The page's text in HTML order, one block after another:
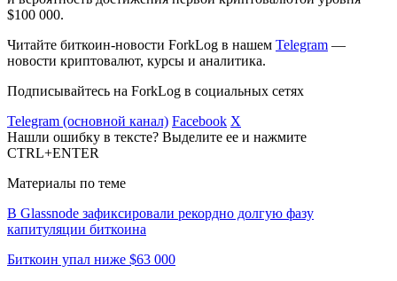
$100 000.
Читайте биткоин-новости ForkLog в нашем Telegram —
новости криптовалют, курсы и аналитика.
Подписывайтесь на ForkLog в социальных сетях
Telegram (основной канал) Facebook X
Нашли ошибку в тексте? Выделите ее и нажмите
CTRL+ENTER
Материалы по теме
В Glassnode зафиксировали рекордно долгую фазу
капитуляции биткоина
Биткоин упал ниже $63 000